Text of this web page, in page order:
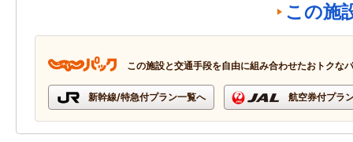
この施
この施設と交通手段を自由に組み合わせたおトクな
新幹線/特急付プラン一覧へ 航空券付プラ